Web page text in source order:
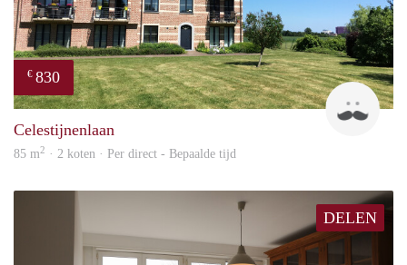
€ 830
Celestijnenlaan
85 m2 · 2 koten · Per direct - Bepaalde tijd
DELEN